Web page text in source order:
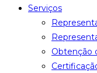
Serviços
Obtenção